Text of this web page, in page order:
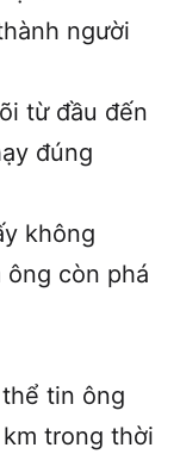
người
từ đầu đến
đúng
không
ông còn phá
tin ông
trong thời